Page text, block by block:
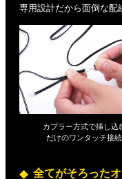
専用設計だから面倒な配
カプラー方式で挿し込
だけのワンタッチ接続
全てがそろった